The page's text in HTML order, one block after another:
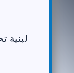
لبنية